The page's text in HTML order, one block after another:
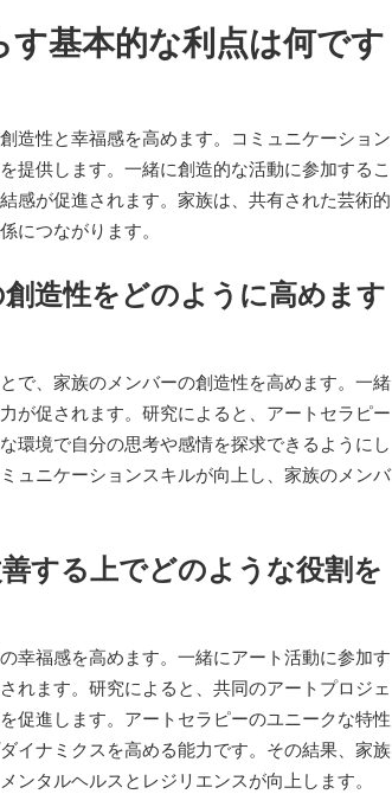
基本的な利点は何です
造性と幸福感を高めます。コミュニケーション
提供します。一緒に創造的な活動に参加するこ
感が促進されます。家族は、共有された芸術的
につながります。
造性をどのように高めます
で、家族のメンバーの創造性を高めます。一緒
が促されます。研究によると、アートセラピー
環境で自分の思考や感情を探求できるようにし
ュニケーションスキルが向上し、家族のメンバ
する上でどのような役割を
幸福感を高めます。一緒にアート活動に参加す
れます。研究によると、共同のアートプロジェ
促進します。アートセラピーのユニークな特性
イナミクスを高める能力です。その結果、家族
タルヘルスとレジリエンスが向上します。